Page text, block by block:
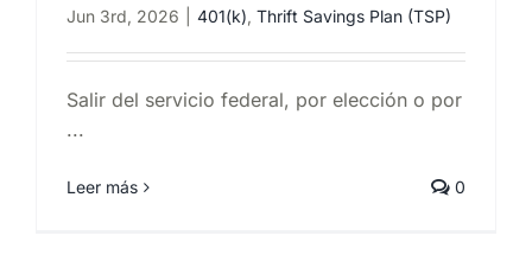
Jun 3rd, 2026 401(k), Thrift Savings Plan (TSP)
Salir del servicio federal, por elección o por
...
Leer más 0